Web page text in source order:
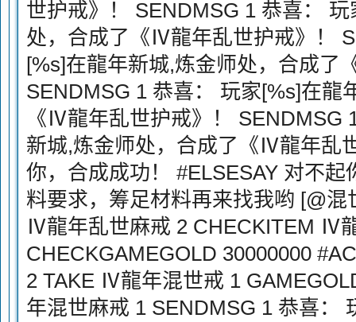
世护戒》！ SENDMSG 1 恭喜：
处，合成了《Ⅳ龍年乱世护戒》！
[%s]在龍年新城,炼金师处，合成了
SENDMSG 1 恭喜： 玩家[%s]在龍
《Ⅳ龍年乱世护戒》！ SENDMSG
新城,炼金师处，合成了《Ⅳ龍年乱
你，合成成功！ #ELSESAY 对不
料要求，筹足材料再来找我哟 [@
Ⅳ龍年乱世麻戒 2 CHECKITEM Ⅳ
CHECKGAMEGOLD 30000000
2 TAKE Ⅳ龍年混世戒 1
年混世麻戒 1 SENDMSG 1 恭喜：